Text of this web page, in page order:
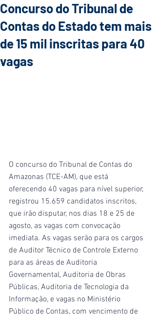
Concurso do Tribunal de
Contas do Estado tem mais
de 15 mil inscritas para 40
vagas
O concurso do Tribunal de Contas do
Amazonas (TCE-AM), que está
oferecendo 40 vagas para nível superior,
registrou 15.659 candidatos inscritos,
que irão disputar, nos dias 18 e 25 de
agosto, as vagas com convocação
imediata. As vagas serão para os cargos
de Auditor Técnico de Controle Externo
para as áreas de Auditoria
Governamental, Auditoria de Obras
Públicas, Auditoria de Tecnologia da
Informação, e vagas no Ministério
Público de Contas, com vencimento de